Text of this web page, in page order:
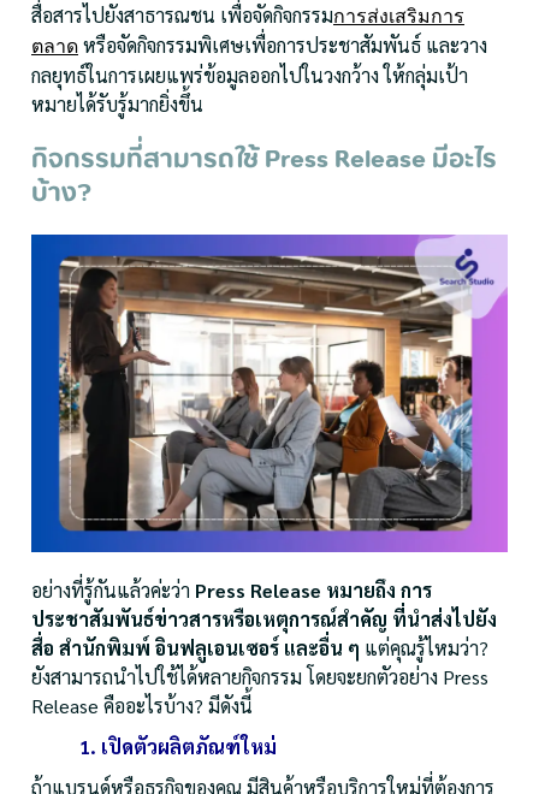
สื่อสารไปยังสาธารณชน เพื่อจัดกิจกรรมการส่งเสริมการ
ตลาด หรือจัดกิจกรรมพิเศษเพื่อการประชาสัมพันธ์ และวาง
กลยุทธ์ในการเผยแพร่ข้อมูลออกไปในวงกว้าง ให้กลุ่มเป้า
หมายได้รับรู้มากยิ่งขึ้น
กิจกรรมที่สามารถใช้ Press Release มีอะไร
บ้าง?
อย่างที่รู้กันแล้วค่ะว่า Press Release หมายถึง การ
ประชาสัมพันธ์ข่าวสารหรือเหตุการณ์สำคัญ ที่นำส่งไปยัง
สื่อ สำนักพิมพ์ อินฟลูเอนเซอร์ และอื่น ๆ แต่คุณรู้ไหมว่า?
ยังสามารถนำไปใช้ได้หลายกิจกรรม โดยจะยกตัวอย่าง Press
Release คืออะไรบ้าง? มีดังนี้
1. เปิดตัวผลิตภัณฑ์ใหม่
ถ้าแบรนด์หรือธุรกิจของคุณ มีสินค้าหรือบริการใหม่ที่ต้องการ